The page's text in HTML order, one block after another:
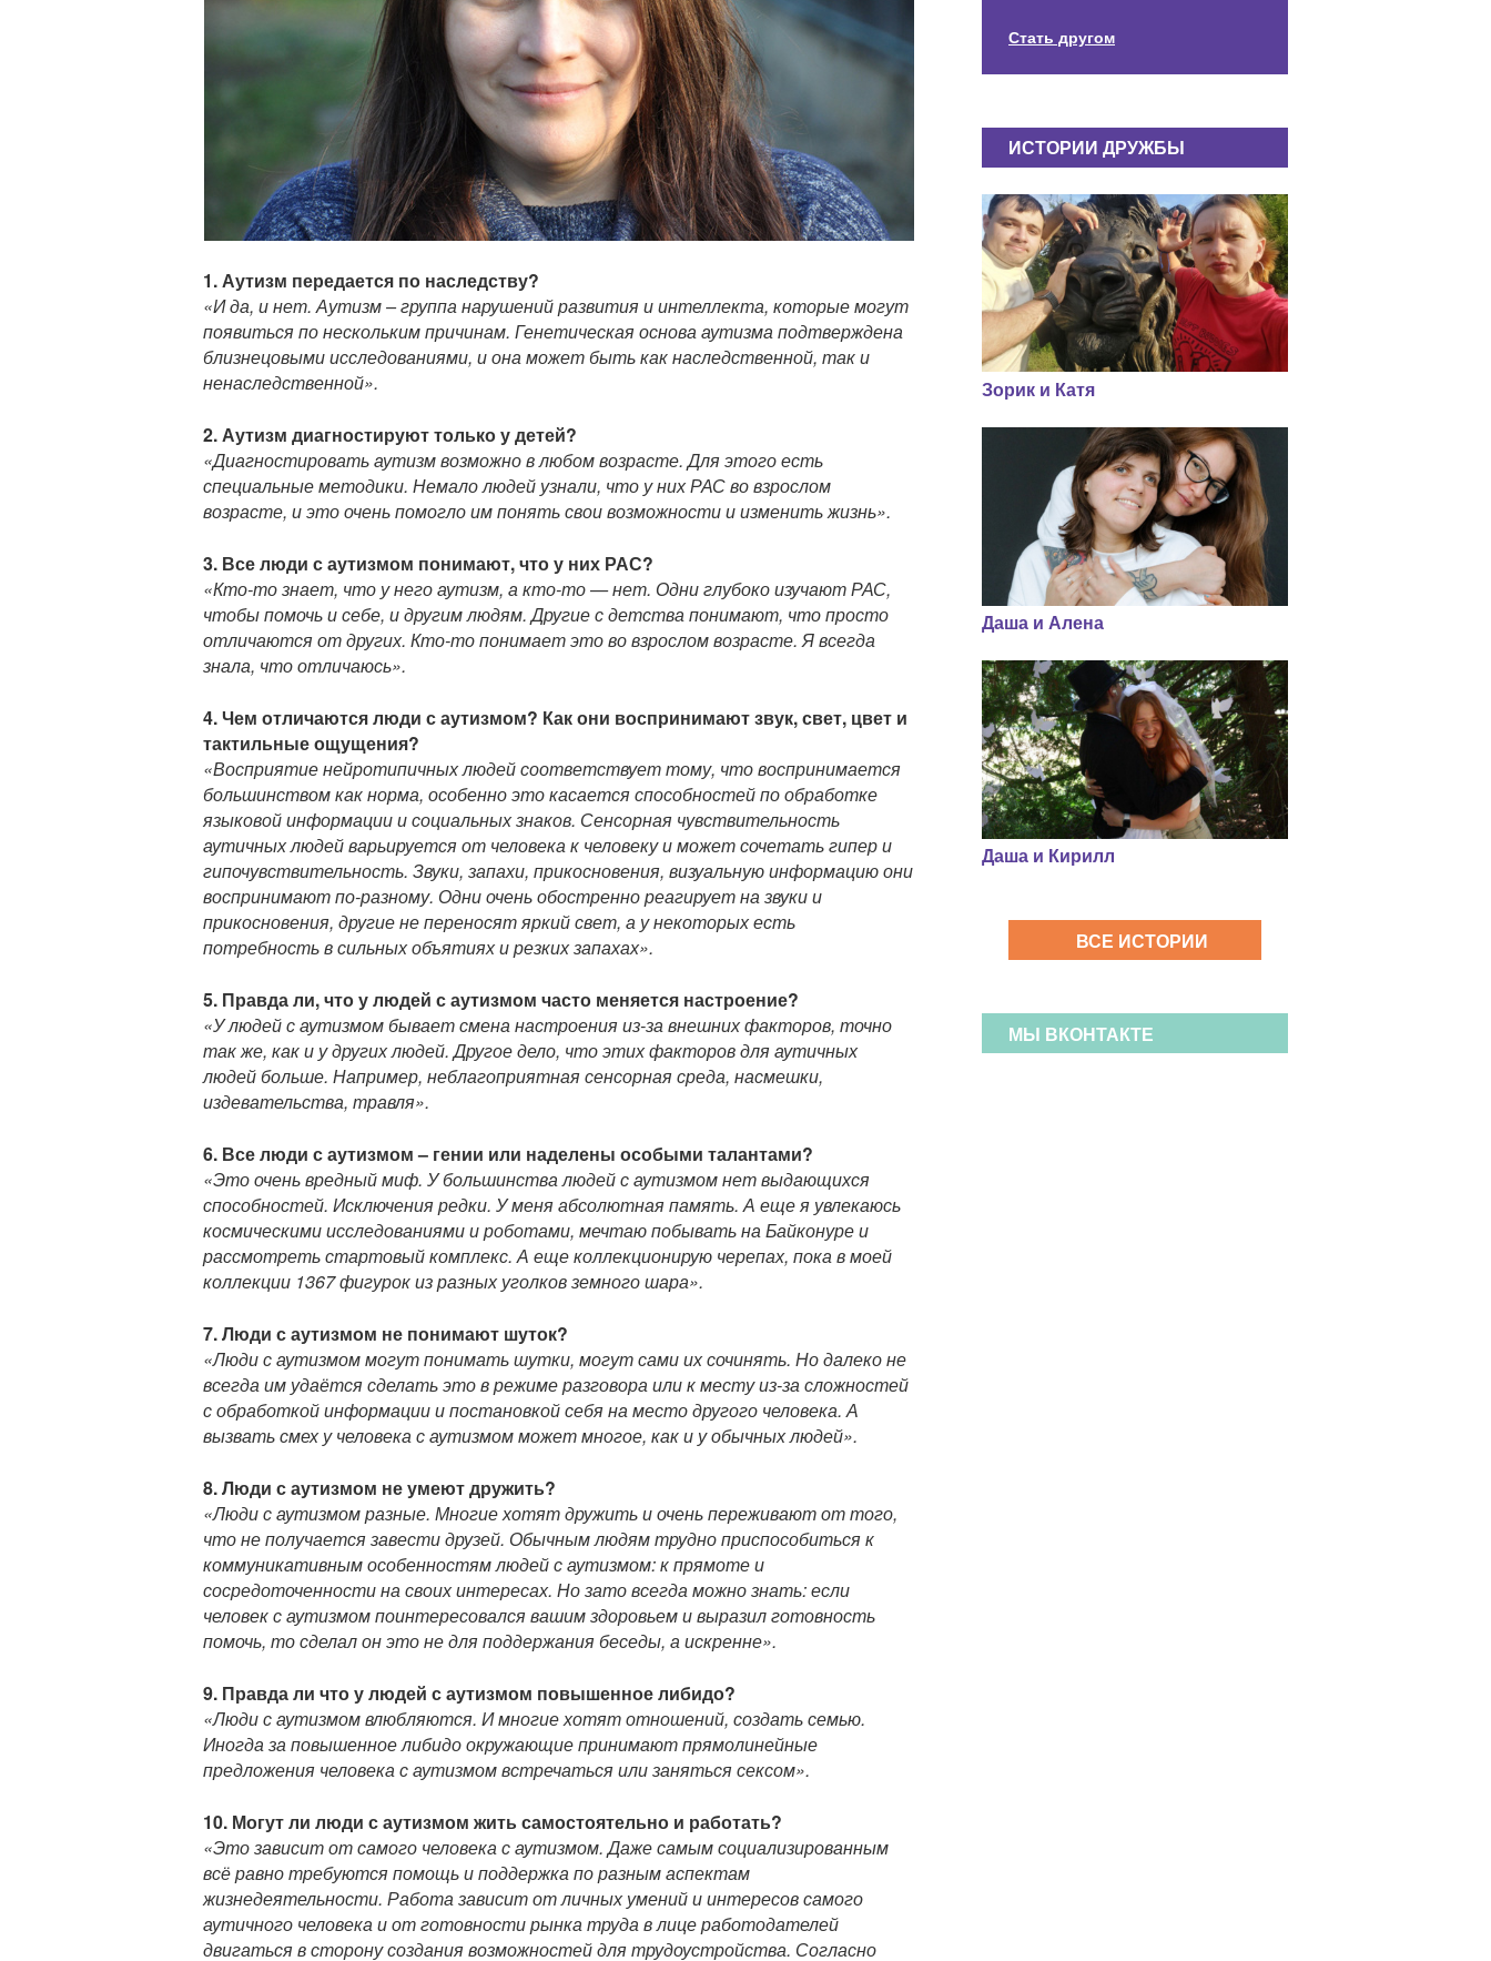
1. Аутизм передается по наследству?
«И да, и нет. Аутизм–группа нарушений развития и интеллекта, которые могут
появиться по нескольким причинам. Генетическая основа аутизма подтверждена
близнецовыми исследованиями, и она может быть как наследственной, так и
ненаследственной».
2. Аутизм диагностируют только у детей?
«Диагностировать аутизм возможно в любом возрасте. Для этого есть
специальные методики. Немало людей узнали, что у них РАС во взрослом
возрасте, и это очень помогло им понять свои возможности и изменить жизнь».
3. Все люди с аутизмом понимают, что у них РАС?
«Кто-то знает, что у него аутизм, а кто-то — нет. Одни глубоко изучают РАС,
чтобы помочь и себе, и другим людям. Другие с детства понимают, что просто
отличаются от других. Кто-то понимает это во взрослом возрасте. Я всегда
знала, что отличаюсь».
4. Чем отличаются люди с аутизмом? Как они воспринимают звук, свет, цвет и
тактильные ощущения?
«Восприятие нейротипичных людей соответствует тому, что воспринимается
большинством как норма, особенно это касается способностей по обработке
языковой информации и социальных знаков. Сенсорная чувствительность
аутичных людей варьируется от человека к человеку и может сочетать гипер и
гипочувствительность. Звуки, запахи, прикосновения, визуальную информацию они
воспринимают по-разному. Одни очень обостренно реагирует на звуки и
прикосновения, другие не переносят яркий свет, а у некоторых есть
потребность в сильных объятиях и резких запахах».
5. Правда ли, что у людей с аутизмом часто меняется настроение?
«У людей с аутизмом бывает смена настроения из-за внешних факторов, точно
так же, как и у других людей. Другое дело, что этих факторов для аутичных
людей больше. Например, неблагоприятная сенсорная среда, насмешки,
издевательства, травля».
6. Все люди с аутизмом – гении или наделены особыми талантами?
«Это очень вредный миф. У большинства людей с аутизмом нет выдающихся
способностей. Исключения редки. У меня абсолютная память. А еще я увлекаюсь
космическими исследованиями и роботами, мечтаю побывать на Байконуре и
рассмотреть стартовый комплекс. А еще коллекционирую черепах, пока в моей
коллекции 1367 фигурок из разных уголков земного шара».
7. Люди с аутизмом не понимают шуток?
«Люди с аутизмом могут понимать шутки, могут сами их сочинять. Но далеко не
всегда им удаётся сделать это в режиме разговора или к месту из-за сложностей
с обработкой информации и постановкой себя на место другого человека. А
вызвать смех у человека с аутизмом может многое, как и у обычных людей».
8. Люди с аутизмом не умеют дружить?
«Люди с аутизмом разные. Многие хотят дружить и очень переживают от того,
что не получается завести друзей. Обычным людям трудно приспособиться к
коммуникативным особенностям людей с аутизмом: к прямоте и
сосредоточенности на своих интересах. Но зато всегда можно знать: если
человек с аутизмом поинтересовался вашим здоровьем и выразил готовность
помочь, то сделал он это не для поддержания беседы, а искренне».
9. Правда ли что у людей с аутизмом повышенное либидо?
«Люди с аутизмом влюбляются. И многие хотят отношений, создать семью.
Иногда за повышенное либидо окружающие принимают прямолинейные
предложения человека с аутизмом встречаться или заняться сексом».
10. Могут ли люди с аутизмом жить самостоятельно и работать?
«Это зависит от самого человека с аутизмом. Даже самым социализированным
всё равно требуются помощь и поддержка по разным аспектам
жизнедеятельности. Работа зависит от личных умений и интересов самого
аутичного человека и от готовности рынка труда в лице работодателей
двигаться в сторону создания возможностей для трудоустройства. Согласно
Стать другом
ИСТОРИИ ДРУЖБЫ
Зорик и Катя
Даша и Алена
Даша и Кирилл
ВСЕ ИСТОРИИ
МЫ ВКОНТАКТЕ